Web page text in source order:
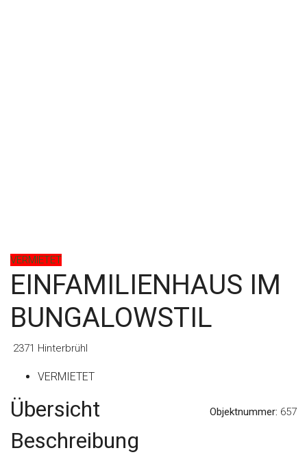
VERMIETET
EINFAMILIENHAUS IM
BUNGALOWSTIL
2371 Hinterbrühl
VERMIETET
Übersicht Objektnummer: 657
Beschreibung